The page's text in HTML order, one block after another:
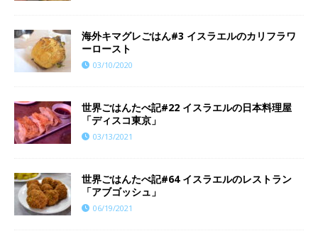
海外キマグレごはん#3 イスラエルのカリフラワ
ーロースト
03/10/2020
世界ごはんたべ記#22 イスラエルの日本料理屋
「ディスコ東京」
03/13/2021
世界ごはんたべ記#64 イスラエルのレストラン
「アブゴッシュ」
06/19/2021